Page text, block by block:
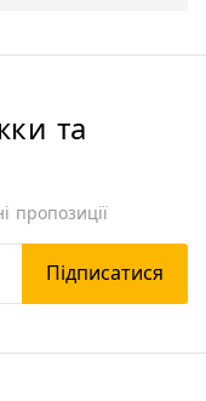
та
пропозиції
Підписатися